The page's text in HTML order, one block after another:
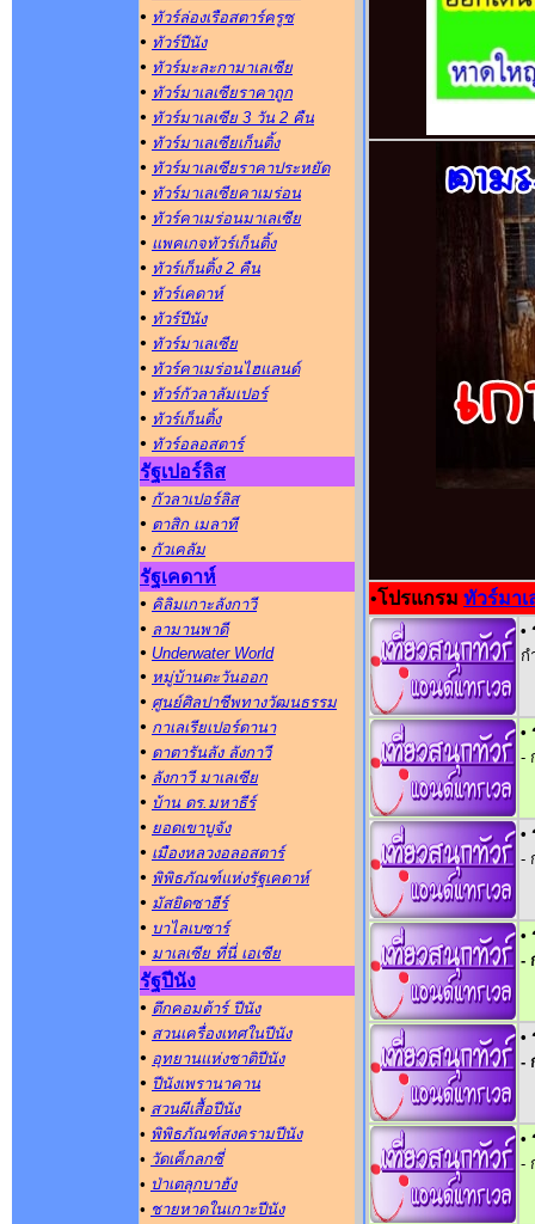
• ทัวร์ล่องเรือสตาร์ครูซ
• ทัวร์ปีนัง
• ทัวร์มะละกามาเลเซีย
• ทัวร์มาเลเซียราคาถูก
• ทัวร์มาเลเซีย 3 วัน 2 คืน
• ทัวร์มาเลเซียเก็นติ้ง
• ทัวร์มาเลเซียราคาประหยัด
• ทัวร์มาเลเซียคาเมร่อน
• ทัวร์คาเมร่อนมาเลเซีย
• แพคเกจทัวร์เก็นติ้ง
• ทัวร์เก็นติ้ง 2 คืน
• ทัวร์เคดาห์
• ทัวร์ปีนัง
• ทัวร์มาเลเซีย
• ทัวร์คาเมร่อนไฮแลนด์
• ทัวร์กัวลาลัมเปอร์
• ทัวร์เก็นติ้ง
• ทัวร์อลอสตาร์
รัฐเปอร์ลิส
• กัวลาเปอร์ลิส
• ตาสิก เมลาที
• กัวเคลัม
รัฐเคดาห์
• คิลิมเกาะลังกาวี
• ลามานพาดี
• Underwater World
• หมู่บ้านตะวันออก
• ศูนย์ศิลปาชีพทางวัฒนธรรม
• กาเลเรียเปอร์ดานา
• ดาตารันลัง ลังกาวี
• ลังกาวี มาเลเซีย
• บ้าน ดร.มหาธีร์
• ยอดเขาบูจัง
• เมืองหลวงอลอสตาร์
• พิพิธภัณฑ์แห่งรัฐเคดาห์
• มัสยิดซาฮีร์
• บาไลเบซาร์
• มาเลเซีย ที่นี่ เอเซีย
รัฐปีนัง
• ตึกคอมต้าร์ ปีนัง
• สวนเครื่องเทศในปีนัง
• อุทยานแห่งชาติปีนัง
• ปีนังเพรานาคาน
• สวนผีเสื้อปีนัง
• พิพิธภัณฑ์สงครามปีนัง
• วัดเค็กลกซี่
• ป่าเตลุกบาฮัง
• ชายหาดในเกาะปีนัง
•โปรแกรม ทัวร์มาเ
•
ก
•
-
•
-
•
-
•
-
•
-